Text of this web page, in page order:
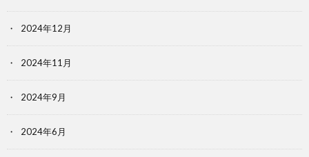
2024年12月
2024年11月
2024年9月
2024年6月